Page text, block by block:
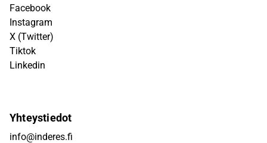
Facebook
Instagram
X (Twitter)
Tiktok
Linkedin
Yhteystiedot
info@inderes.fi